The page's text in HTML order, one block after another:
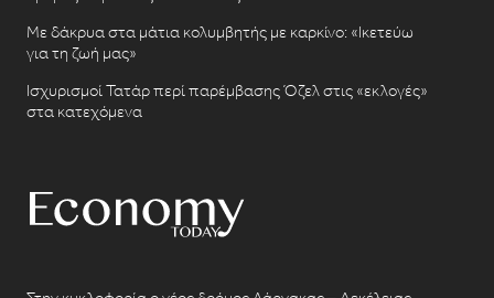
Με δάκρυα στα μάτια κολυμβητής με καρκίνο: «Ικετεύω
για τη ζωή μας»
Ισχυρισμοί Τατάρ περί παρέμβασης Όζελ στις «εκλογές»
στα κατεχόμενα